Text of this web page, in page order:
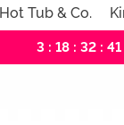
Hot Tub & Co.
3 : 18 : 32 : 41